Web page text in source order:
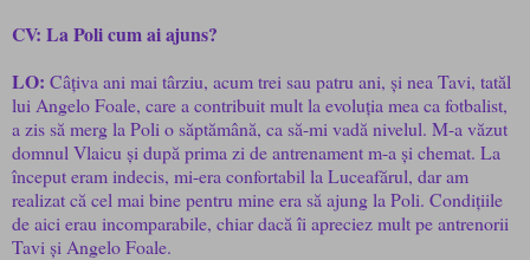
CV: La Poli cum ai ajuns?
LO: Câțiva ani mai târziu, acum trei sau patru ani, și nea Tavi, tatăl
lui Angelo Foale, care a contribuit mult la evoluția mea ca fotbalist,
a zis să merg la Poli o săptămână, ca să-mi vadă nivelul. M-a văzut
domnul Vlaicu și după prima zi de antrenament m-a și chemat. La
început eram indecis, mi-era confortabil la Luceafărul, dar am
realizat că cel mai bine pentru mine era să ajung la Poli. Condițiile
de aici erau incomparabile, chiar dacă îi apreciez mult pe antrenorii
Tavi și Angelo Foale.